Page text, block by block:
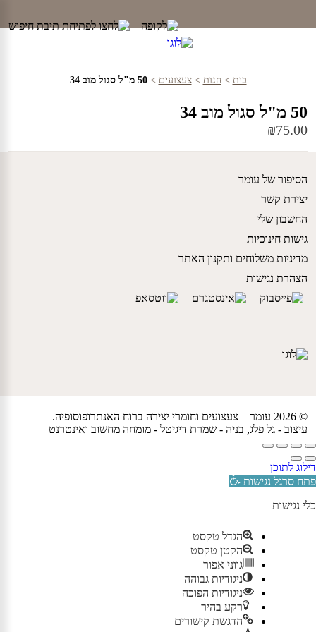
content
בית >חנות >צעצועים >50 מ"ל סגול מוב 34
50 מ"ל סגול מוב 34
₪75.00
הסיפור של עומר
יצירת קשר
החשבון שלי
גישות חינוכיות
מדיניות משלוחים ותקנון האתר
הצהרת נגישות
© 2026 עומר – צעצועים וחומרי יצירה ברוח האנתרופוסופיה.
עיצוב - גל פלג, בניה - שמרת דיגיטל - מומחה מחשוב ואינטרנט
דילוג לתוכן
פתח סרגל נגישות
כלי נגישות
הגדל טקסט
הקטן טקסט
גווני אפור
ניגודיות גבוהה
ניגודיות הפוכה
רקע בהיר
הדגשת קישורים